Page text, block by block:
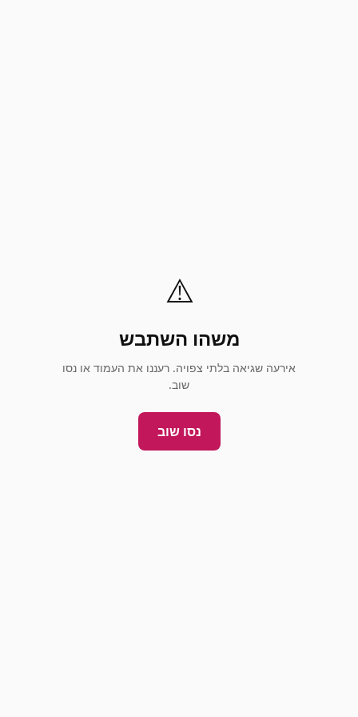
⚠️
משהו השתבש
אירעה שגיאה בלתי צפויה. רעננו את העמוד או נסו
שוב.
נסו שוב